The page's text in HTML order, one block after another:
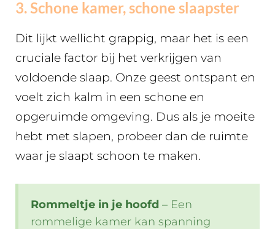
3. Schone kamer, schone slaapster
Dit lijkt wellicht grappig, maar het is een
cruciale factor bij het verkrijgen van
voldoende slaap. Onze geest ontspant en
voelt zich kalm in een schone en
opgeruimde omgeving. Dus als je moeite
hebt met slapen, probeer dan de ruimte
waar je slaapt schoon te maken.
Rommeltje in je hoofd – Een
rommelige kamer kan spanning